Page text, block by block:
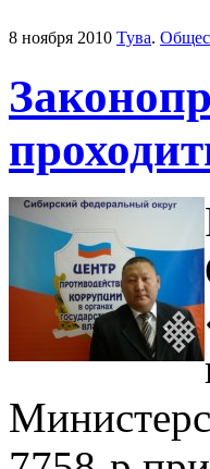
8 ноября 2010 Тува.